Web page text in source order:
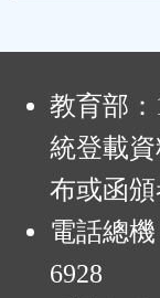
鈕
區教育部
統登載
布或函頒
電話總機
6928